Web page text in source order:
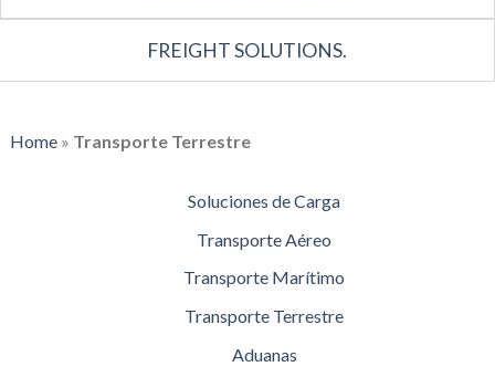
FREIGHT SOLUTIONS.
Home» Transporte Terrestre
Soluciones de Carga
Transporte Aéreo
Transporte Marítimo
Transporte Terrestre
Aduanas